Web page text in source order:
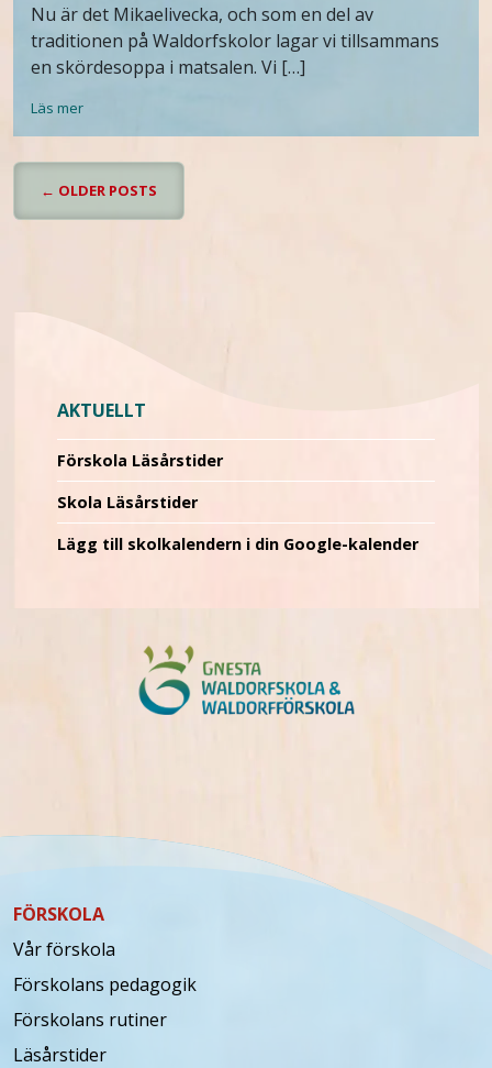
Nu är det Mikaelivecka, och som en del av
traditionen på Waldorfskolor lagar vi tillsammans
en skördesoppa i matsalen. Vi […]
Läs mer
← OLDER POSTS
AKTUELLT
Förskola Läsårstider
Skola Läsårstider
Lägg till skolkalendern i din Google-kalender
FÖRSKOLA
Vår förskola
Förskolans pedagogik
Förskolans rutiner
Läsårstider